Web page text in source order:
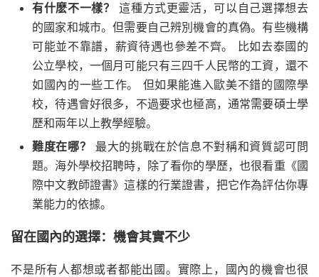
有什麽不一樣？
這種方式更靈活，可以自己選擇想去
的國家和城市。但需要自己辨別機會的真偽。有些機構
可能並不靠譜，薪資待遇也參差不齊。 比如去泰國的
公立學校，一個月可能只有三四千人民幣的工資，還不
如國內的一些工作。 但如果能進入歐美不錯的國際學
校，待遇會好很多，不過要求也極高，通常需要碩士學
歷和兩年以上教學經驗。
難度在哪？
最大的挑戰在於信息不對稱和資質認可問
題。海外學校招聘時，除了看你的學歷，也很看重《國
際中文教師證書》這樣的行業證書，把它作為評估你專
業能力的依據。
留在國內的選擇：機會其實不少
不是所有人都想或者都能出國。實際上，國內的機會也很